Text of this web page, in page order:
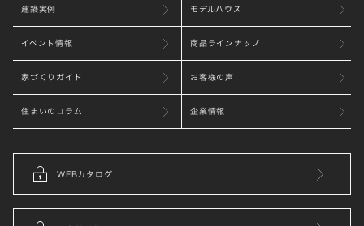
建築実例 モデルハウス
イベント情報 商品ラインナップ
家づくりガイド お客様の声
住まいのコラム 企業情報
WEBカタログ